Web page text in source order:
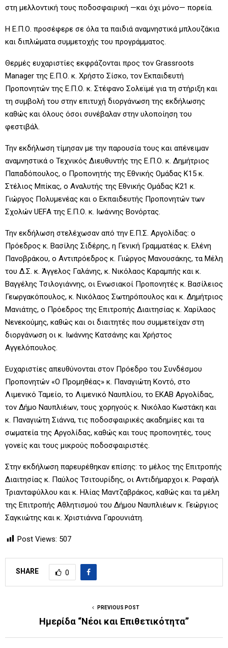
στη μελλοντική τους ποδοσφαιρική —και όχι μόνο— πορεία.
Η Ε.Π.Ο. προσέφερε σε όλα τα παιδιά αναμνηστικά μπλουζάκια
και διπλώματα συμμετοχής του προγράμματος.
Θερμές ευχαριστίες εκφράζονται προς τον Grassroots
Manager της Ε.Π.Ο. κ. Χρήστο Σίσκο, τον Εκπαιδευτή
Προπονητών της Ε.Π.Ο. κ. Στέφανο Σολεϊμέ για τη στήριξη και
τη συμβολή του στην επιτυχή διοργάνωση της εκδήλωσης
καθώς και όλους όσοι συνέβαλαν στην υλοποίηση του
φεστιβάλ.
Την εκδήλωση τίμησαν με την παρουσία τους και απένειμαν
αναμνηστικά ο Τεχνικός Διευθυντής της Ε.Π.Ο. κ. Δημήτριος
Παπαδόπουλος, ο Προπονητής της Εθνικής Ομάδας Κ15 κ.
Στέλιος Μπίκας, ο Αναλυτής της Εθνικής Ομάδας Κ21 κ.
Γιώργος Πολυμενέας και ο Εκπαιδευτής Προπονητών των
Σχολών UEFA της Ε.Π.Ο. κ. Ιωάννης Βονόρτας.
Την εκδήλωση στελέχωσαν από την Ε.Π.Σ. Αργολίδας: ο
Πρόεδρος κ. Βασίλης Σιδέρης, η Γενική Γραμματέας κ. Ελένη
Πανοβράκου, ο Αντιπρόεδρος κ. Γιώργος Μανουσάκης, τα Μέλη
του Δ.Σ. κ. Άγγελος Γαλάνης, κ. Νικόλαος Καραμπής και κ.
Βαγγέλης Τσιλογιάννης, οι Ενωσιακοί Προπονητές κ. Βασίλειος
Γεωργακόπουλος, κ. Νικόλαος Σωτηρόπουλος και κ. Δημήτριος
Μανιάτης, ο Πρόεδρος της Επιτροπής Διαιτησίας κ. Χαρίλαος
Νενεκούμης, καθώς και οι διαιτητές που συμμετείχαν στη
διοργάνωση οι κ. Ιωάννης Κατσάνης και Χρήστος
Αγγελόπουλος.
Ευχαριστίες απευθύνονται στον Πρόεδρο του Συνδέσμου
Προπονητών «Ο Προμηθέας» κ. Παναγιώτη Κοντό, στο
Λιμενικό Ταμείο, το Λιμενικό Ναυπλίου, το ΕΚΑΒ Αργολίδας,
τον Δήμο Ναυπλιέων, τους χορηγούς κ. Νικόλαο Κωστάκη και
κ. Παναγιώτη Σιάννα, τις ποδοσφαιρικές ακαδημίες και τα
σωματεία της Αργολίδας, καθώς και τους προπονητές, τους
γονείς και τους μικρούς ποδοσφαιριστές.
Στην εκδήλωση παρευρέθηκαν επίσης: το μέλος της Επιτροπής
Διαιτησίας κ. Παύλος Τσιτουρίδης, οι Αντιδήμαρχοι κ. Ραφαήλ
Τριανταφύλλου και κ. Ηλίας Μαντζαβράκος, καθώς και τα μέλη
της Επιτροπής Αθλητισμού του Δήμου Ναυπλιέων κ. Γεώργιος
Σαγκιώτης και κ. Χριστιάννα Γαρουνιάτη.
Post Views: 507
SHARE 0
PREVIOUS POST
Hμερίδα “Νέοι και Επιθετικότητα”